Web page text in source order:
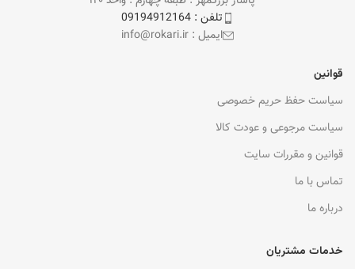
تلفن : 09194912164
ایمیل : info@rokari.ir
قوانین
سیاست حفظ حریم خصوصی
سیاست مرجوعی و عودت کالا
قوانین و مقررات سایت
تماس با ما
درباره ما
خدمات مشتریان